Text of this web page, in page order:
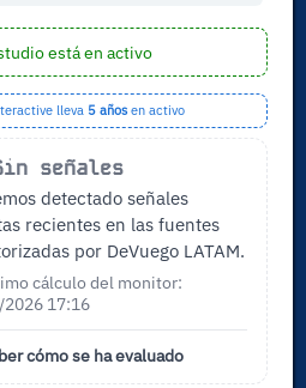
está en activo
lleva 5 añosen activo
señales
detectado señales
recientes en las fuentes
por DeVuego LATAM.
cálculo del monitor:
17:16
cómo se ha evaluado